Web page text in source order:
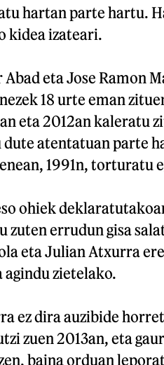
hartan parte hartu.
kidea izateari.
Abad eta Jose Ramon
18 urte eman
eta 2012an kaleratu
atentatuan parte
1991n, torturatu
ohiek
zuten errudun gisa
eta Julian Atxurra
agindu zietelako.
ez dira auzibide
zuen 2013an, eta
baina orduan